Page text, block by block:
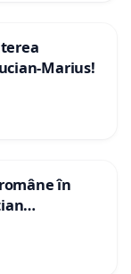
Marius!
în
de